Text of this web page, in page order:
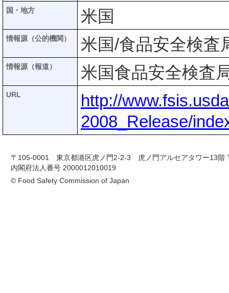
国・地方 米国
情報源（公的機関） 米国/食品安全検査
情報源（報道） 米国食品安全検査
URL
http://
2008_Release/
〒105-0001 東京都港区虎ノ門2-2-3 虎ノ門アルセアタワー13階
内閣府法人番号 2000012010019
© Food Safety Commission of Japan